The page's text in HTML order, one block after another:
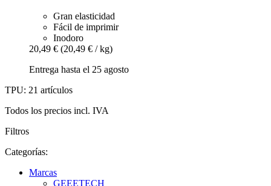
Gran elasticidad
Fácil de imprimir
Inodoro
20,49 € (20,49 € / kg)
Entrega hasta el 25 agosto
TPU: 21 artículos
Todos los precios incl. IVA
Filtros
Categorías:
Marcas
GEEETECH